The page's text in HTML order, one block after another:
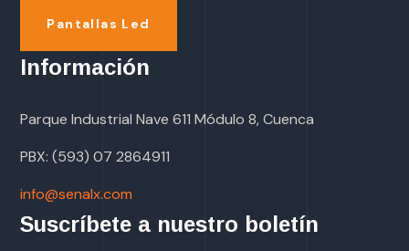
Pantallas Led
Información
Parque Industrial Nave 611 Módulo 8, Cuenca
PBX: (593) 07 2864911
info@senalx.com
Suscríbete a nuestro boletín